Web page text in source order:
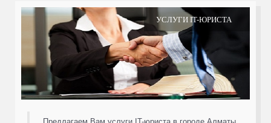
УСЛУГИ IT-ЮРИСТА